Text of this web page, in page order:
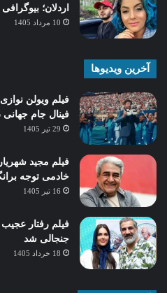
اردلان؛
10 مرداد 1405
آخرین ویدیوها
فیلم ویولن
فینال جام جهانی 2026
29 تیر 1405
فیلم مجید
خادمی توجه
16 تیر 1405
فیلم رفتار
جنجالی شد
18 خرداد 1405